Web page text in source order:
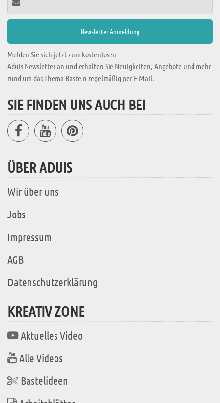
Melden Sie sich jetzt zum kostenlosen
Aduis Newsletter an und erhalten Sie Neuigkeiten, Angebote und mehr
rund um das Thema Basteln regelmäßig per E-Mail.
SIE FINDEN UNS AUCH BEI
ÜBER ADUIS
Wir über uns
Jobs
Impressum
AGB
Datenschutzerklärung
KREATIV ZONE
Aktuelles Video
Alle Videos
Bastelideen